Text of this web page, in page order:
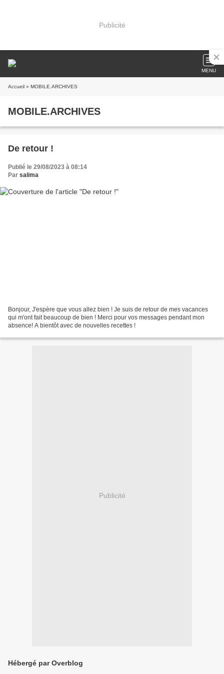
Publicité
MENU
Accueil » MOBILE.ARCHIVES
MOBILE.ARCHIVES
De retour !
Publié le 29/08/2023 à 08:14
Par salima
Bonjour, J'espère que vous allez bien ! Je suis de retour de mes vacances
qui m'ont fait beaucoup de bien ! Merci pour vos messages pendant mon
absence! A bientôt avec de nouvelles recettes !
Publicité
Hébergé par Overblog